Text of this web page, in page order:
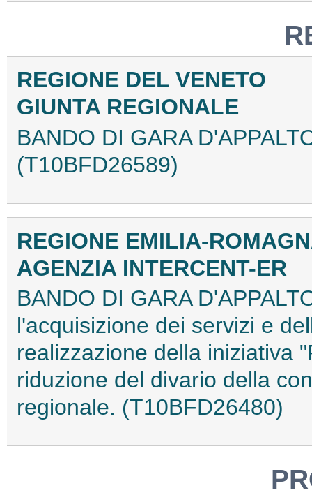
REGIONE DEL VENETO
GIUNTA REGIONALE
BANDO DI GARA
(T10BFD26589)
REGIONE EMILIA-
AGENZIA INTERCENT-ER
BANDO DI GARA
l'acquisizione dei servizi e
realizzazione della iniziativa
riduzione del divario della
regionale. (T10BFD26480)